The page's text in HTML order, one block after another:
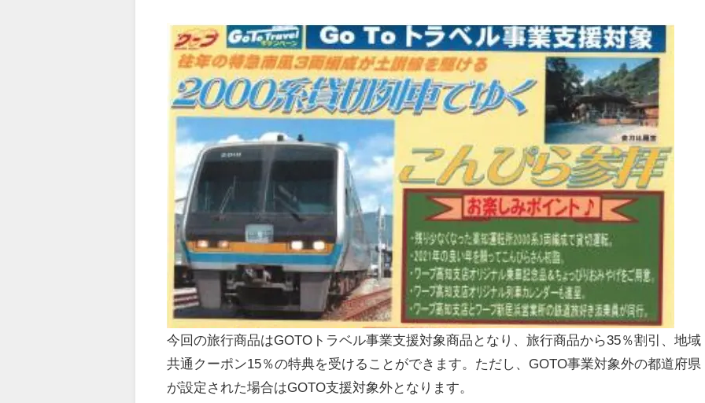
今回の旅行商品はGOTOトラベル事業支援対象商品となり、旅行商品から35％割引、地域
共通クーポン15％の特典を受けることができます。ただし、GOTO事業対象外の都道府県
が設定された場合はGOTO支援対象外となります。